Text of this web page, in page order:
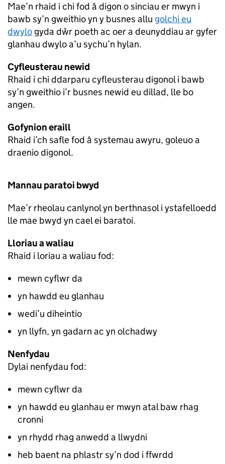
Mae’n rhaid i chi fod â digon o sinciau er mwyn i
bawb sy’n gweithio yn y busnes allu golchi eu
dwylo gyda dŵr poeth ac oer a deunyddiau ar gyfer
glanhau dwylo a’u sychu’n hylan.
Cyfleusterau newid
Rhaid i chi ddarparu cyfleusterau digonol i bawb
sy’n gweithio i’r busnes newid eu dillad, lle bo
angen.
Gofynion eraill
Rhaid i’ch safle fod â systemau awyru, goleuo a
draenio digonol.
Mannau paratoi bwyd
Mae’r rheolau canlynol yn berthnasol i ystafelloedd
lle mae bwyd yn cael ei baratoi.
Lloriau a waliau
Rhaid i loriau a waliau fod:
mewn cyflwr da
yn hawdd eu glanhau
wedi’u diheintio
yn llyfn, yn gadarn ac yn olchadwy
Nenfydau
Dylai nenfydau fod:
mewn cyflwr da
yn hawdd eu glanhau er mwyn atal baw rhag
cronni
yn rhydd rhag anwedd a llwydni
heb baent na phlastr sy’n dod i ffwrdd